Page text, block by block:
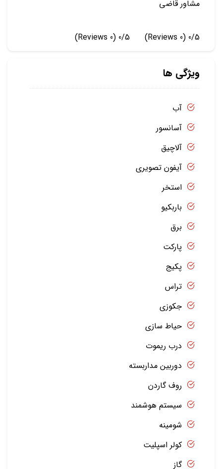
مشاور قاضی
0/5
(0 Reviews)
0/5
(0 Reviews)
ویژگی ها
آب
آسانسور
آلاچیق
آیفون تصویری
استخر
باربکیو
برق
پارکت
پکیج
تراس
جکوزی
حیاط سازی
درب ریموت
دوربین مداربسته
روف گاردن
سیستم هوشمند
شومینه
کولر اسپلیت
گاز